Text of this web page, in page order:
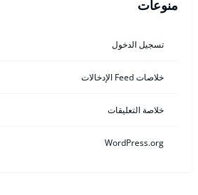
منوعات
تسجيل الدخول
خلاصات Feed الإدخالات
خلاصة التعليقات
WordPress.org